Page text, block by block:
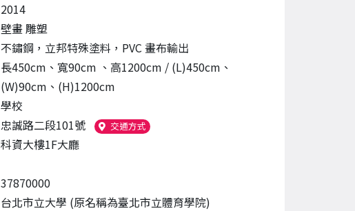
2014
壁畫 雕塑
不鏽鋼，立邦特殊塗料，PVC 畫布輸出
長450cm、寬90cm 、高1200cm / (L)450cm、
(W)90cm、(H)1200cm
學校
忠誠路二段101號 交通方式（另開新視窗）
科資大樓1F大廳
37870000
台北市立大學 (原名稱為臺北市立體育學院)